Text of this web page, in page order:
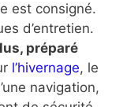
est consigné.
d’entretien.
préparé
l’hivernage, le
navigation,